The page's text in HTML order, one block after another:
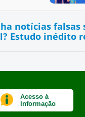
notícias falsas
Estudo inédito
Acesso à
Informação